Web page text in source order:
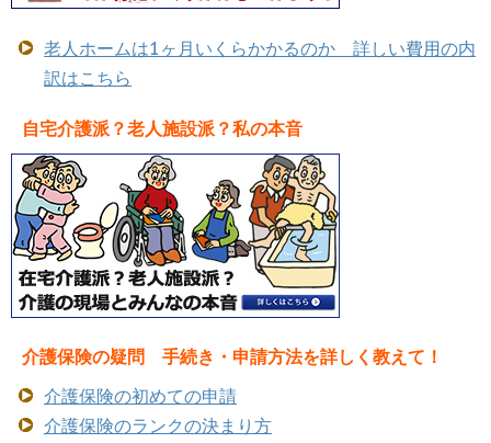
老人ホームは1ヶ月いくらかかるのか 詳しい費用の内
訳はこちら
自宅介護派？老人施設派？私の本音
介護保険の疑問 手続き・申請方法を詳しく教えて！
介護保険の初めての申請
介護保険のランクの決まり方